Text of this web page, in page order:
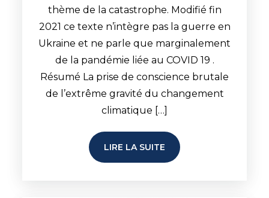
thème de la catastrophe. Modifié fin
2021 ce texte n’intègre pas la guerre en
Ukraine et ne parle que marginalement
de la pandémie liée au COVID 19 .
Résumé La prise de conscience brutale
de l’extrême gravité du changement
climatique […]
LIRE LA SUITE